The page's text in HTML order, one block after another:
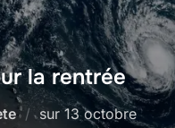
la rentrée
sur Publié
13 octobre